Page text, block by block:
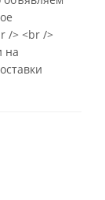
/> <br />
на